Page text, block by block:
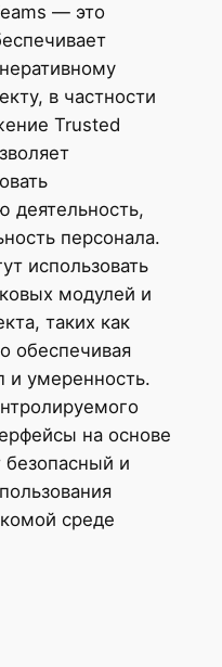
— это
в частности
Trusted
деятельность,
персонала.
использовать
модулей и
таких как
обеспечивая
и умеренность.
на основе
безопасный и
среде